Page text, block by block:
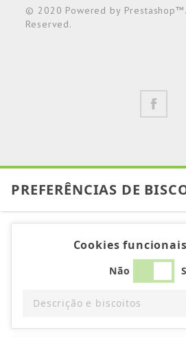
© 2020 Powered by
Reserved.
PREFERÊNCIAS DE
Cookies funcionais
Não
Descrição e biscoitos